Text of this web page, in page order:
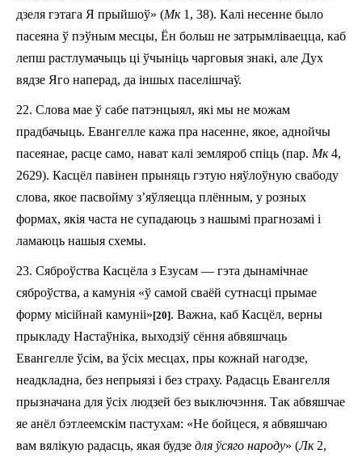
дзеля гэтага Я прыйшоў» (Mк1, 38). Калі несенне было
пасеяна ў пэўным месцы, Ён больш не затрымліваецца, каб
лепш растлумачыць ці ўчыніць чарговыя знакі, але Дух
вядзе Яго наперад, да іншых паселішчаў.
22. Слова мае ў сабе патэнцыял, які мы не можам
прадбачыць. Евангелле кажа пра насенне, якое, аднойчы
пасеянае, расце само, нават калі земляроб спіць (пар. Мк4,
26­29). Касцёл павінен прыняць гэтую няўлоўную свабоду
слова, якое па­свойму з’яў­ляецца плённым, у розных
формах, якія часта не супадаюць з нашымі прагнозамі і
ламаюць нашыя схемы.
23. Сяброўства Касцёла з Езусам — гэта дынаміч­нае
сяброўства, а камунія «ў самой сваёй сутнасці прымае
форму місійнай камуніі»[20]. Важна, каб Касцёл, верны
прыкладу Настаўніка, выходзіў сёння абвяшчаць
Евангелле ўсім, ва ўсіх месцах, пры кожнай нагодзе,
неадкладна, без непрыязі і без страху. Радасць Евангел­ля
прызначана для ўсіх людзей без выключэння. Так абвяшчае
яе анёл бэтлеемскім пастухам: «Не бойцеся, я абвяшчаю
вам вялікую радасць, якая будзе для ўсяго народу» (Лк2,